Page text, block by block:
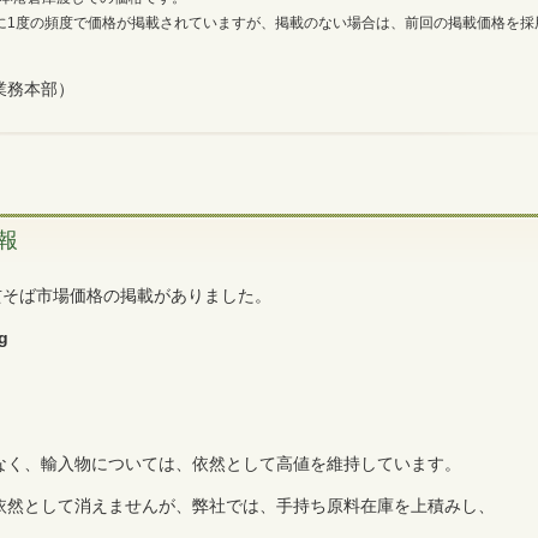
1度の頻度で価格が掲載されていますが、掲載のない場合は、前回の掲載価格を採
本部）
ば市場価格の掲載がありました。
、輸入物については、依然として高値を維持しています。
として消えませんが、弊社では、手持ち原料在庫を上積みし、